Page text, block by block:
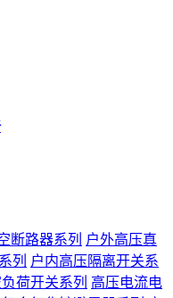
断路器系列 户外高压真
列 户内高压隔离开关系
荷开关系列 高压电流电